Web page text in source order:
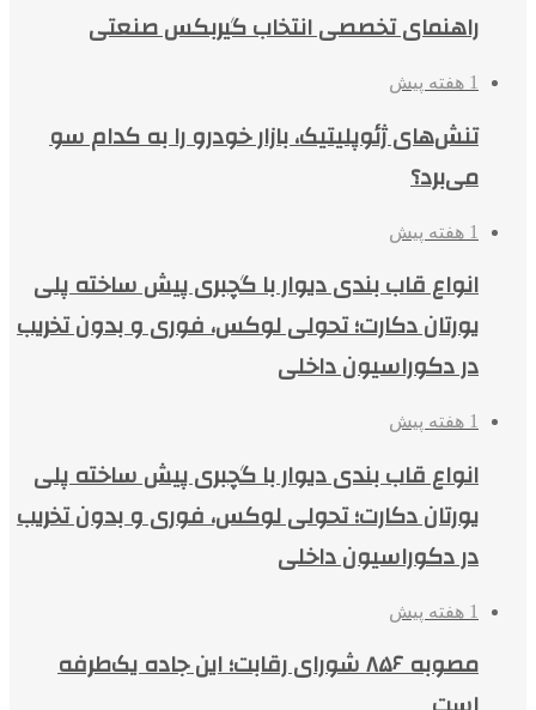
راهنمای تخصصی انتخاب گیربکس صنعتی
1 هفته پیش
تنش‌های ژئوپلیتیک، بازار خودرو را به کدام سو
می‌برد؟
1 هفته پیش
انواع قاب بندی دیوار با گچبری پیش ساخته پلی
یورتان دکارت؛ تحولی لوکس، فوری و بدون تخریب
در دکوراسیون داخلی
1 هفته پیش
انواع قاب بندی دیوار با گچبری پیش ساخته پلی
یورتان دکارت؛ تحولی لوکس، فوری و بدون تخریب
در دکوراسیون داخلی
1 هفته پیش
مصوبه ۸۵۶ شورای رقابت؛ این جاده یک‌طرفه